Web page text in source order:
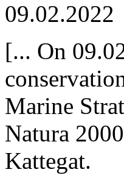
09.02.2022
[... On
Marine
Natura
Kattegat.